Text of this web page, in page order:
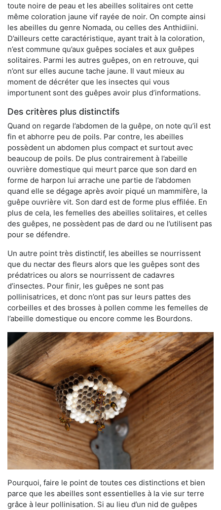
toute noire de peau et les abeilles solitaires ont cette
même coloration jaune vif rayée de noir. On compte ainsi
les abeilles du genre Nomada, ou celles des Anthidiini.
D’ailleurs cette caractéristique, ayant trait à la coloration,
n’est commune qu’aux guêpes sociales et aux guêpes
solitaires. Parmi les autres guêpes, on en retrouve, qui
n’ont sur elles aucune tache jaune. Il vaut mieux au
moment de décréter que les insectes qui vous
importunent sont des guêpes avoir plus d’informations.
Des critères plus distinctifs
Quand on regarde l’abdomen de la guêpe, on note qu’il est
fin et abhorre peu de poils. Par contre, les abeilles
possèdent un abdomen plus compact et surtout avec
beaucoup de poils. De plus contrairement à l’abeille
ouvrière domestique qui meurt parce que son dard en
forme de harpon lui arrache une partie de l’abdomen
quand elle se dégage après avoir piqué un mammifère, la
guêpe ouvrière vit. Son dard est de forme plus effilée. En
plus de cela, les femelles des abeilles solitaires, et celles
des guêpes, ne possèdent pas de dard ou ne l’utilisent pas
pour se défendre.
Un autre point très distinctif, les abeilles se nourrissent
que du nectar des fleurs alors que les guêpes sont des
prédatrices ou alors se nourrissent de cadavres
d’insectes. Pour finir, les guêpes ne sont pas
pollinisatrices, et donc n’ont pas sur leurs pattes des
corbeilles et des brosses à pollen comme les femelles de
l’abeille domestique ou encore comme les Bourdons.
Pourquoi, faire le point de toutes ces distinctions et bien
parce que les abeilles sont essentielles à la vie sur terre
grâce à leur pollinisation. Si au lieu d’un nid de guêpes